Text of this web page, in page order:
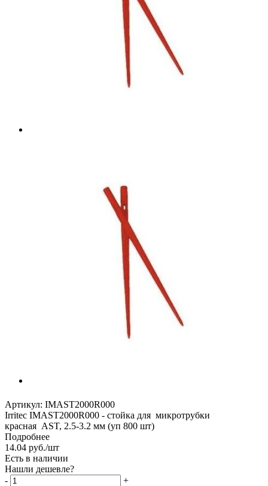
Артикул: IMAST2000R000
Irritec IMAST2000R000 - стойка для микротрубки
красная AST, 2.5-3.2 мм (уп 800 шт)
Подробнее
14.04 руб./шт
Есть в наличии
Нашли дешевле?
-
+